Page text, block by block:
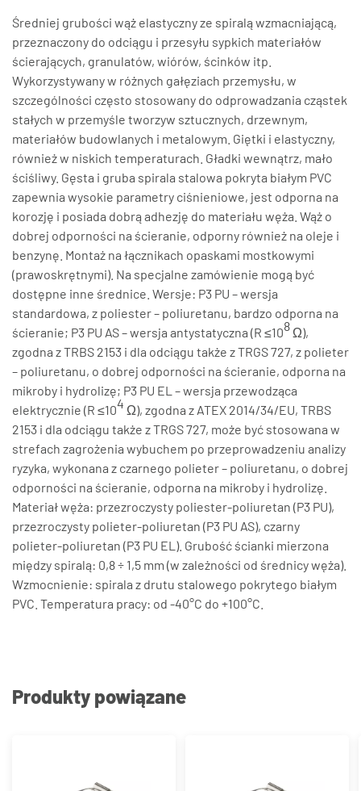
Średniej grubości wąż elastyczny ze spiralą wzmacniającą,
przeznaczony do odciągu i przesyłu sypkich materiałów
ścierających, granulatów, wiórów, ścinków itp.
Wykorzystywany w różnych gałęziach przemysłu, w
szczególności często stosowany do odprowadzania cząstek
stałych w przemyśle tworzyw sztucznych, drzewnym,
materiałów budowlanych i metalowym. Giętki i elastyczny,
również w niskich temperaturach. Gładki wewnątrz, mało
ściśliwy. Gęsta i gruba spirala stalowa pokryta białym PVC
zapewnia wysokie parametry ciśnieniowe, jest odporna na
korozję i posiada dobrą adhezję do materiału węża. Wąż o
dobrej odporności na ścieranie, odporny również na oleje i
benzynę. Montaż na łącznikach opaskami mostkowymi
(prawoskrętnymi). Na specjalne zamówienie mogą być
dostępne inne średnice. Wersje: P3 PU – wersja
standardowa, z poliester – poliuretanu, bardzo odporna na
ścieranie; P3 PU AS – wersja antystatyczna (R ≤108 Ω),
zgodna z TRBS 2153 i dla odciągu także z TRGS 727, z polieter
– poliuretanu, o dobrej odporności na ścieranie, odporna na
mikroby i hydrolizę; P3 PU EL – wersja przewodząca
elektrycznie (R ≤104 Ω), zgodna z ATEX 2014/34/EU, TRBS
2153 i dla odciągu także z TRGS 727, może być stosowana w
strefach zagrożenia wybuchem po przeprowadzeniu analizy
ryzyka, wykonana z czarnego polieter – poliuretanu, o dobrej
odporności na ścieranie, odporna na mikroby i hydrolizę.
Materiał węża: przezroczysty poliester-poliuretan (P3 PU),
przezroczysty polieter-poliuretan (P3 PU AS), czarny
polieter-poliuretan (P3 PU EL). Grubość ścianki mierzona
między spiralą: 0,8 ÷ 1,5 mm (w zależności od średnicy węża).
Wzmocnienie: spirala z drutu stalowego pokrytego białym
PVC. Temperatura pracy: od -40°C do +100°C.
Produkty powiązane